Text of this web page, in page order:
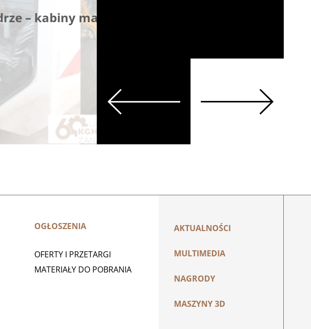
– kabiny maszyn
Previous Next
OGŁOSZENIA
OFERTY I PRZETARGI
MATERIAŁY DO POBRANIA
AKTUALNOŚCI
MULTIMEDIA
NAGRODY
MASZYNY 3D